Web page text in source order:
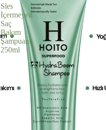
Sles
İçermeyen
Saç
Bakım
Şampuanı
250ml